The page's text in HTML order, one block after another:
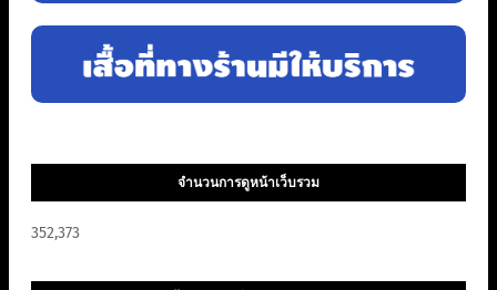
จำนวนการดูหน้าเว็บรวม
352,373